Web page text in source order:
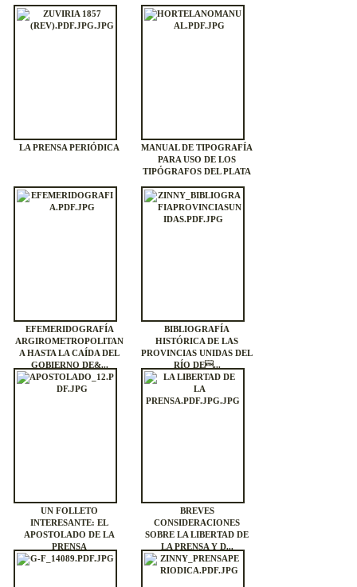
LA PRENSA PERIÓDICA
MANUAL DE TIPOGRAFÍA
PARA USO DE LOS
TIPÓGRAFOS DEL PLATA
EFEMERIDOGRAFÍA
ARGIROMETROPOLITAN
A HASTA LA CAÍDA DEL
GOBIERNO DE&...
BIBLIOGRAFÍA
HISTÓRICA DE LAS
PROVINCIAS UNIDAS DEL
RÍO DE...
UN FOLLETO
INTERESANTE: EL
APOSTOLADO DE LA
PRENSA
BREVES
CONSIDERACIONES
SOBRE LA LIBERTAD DE
LA PRENSA Y D...